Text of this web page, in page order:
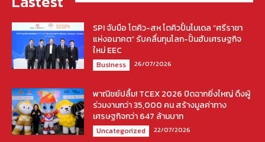
SPI จับมือ โตคิว-สห โตคิวปั้นโมเดล “ศรีราชา
แห่งอนาคต” รับคลื่นทุนโลก-ปั้นฮับเศรษฐกิจ
ใหม่ EEC
Business 26/07/2026
พาณิชย์ปลื้ม! TCEX 2026 ปิดฉากยิ่งใหญ่ ดึงผู้
ร่วมงานกว่า 35,000 คน สร้างมูลค่าทาง
เศรษฐกิจกว่า 647 ล้านบาท
Uncategorized 22/07/2026